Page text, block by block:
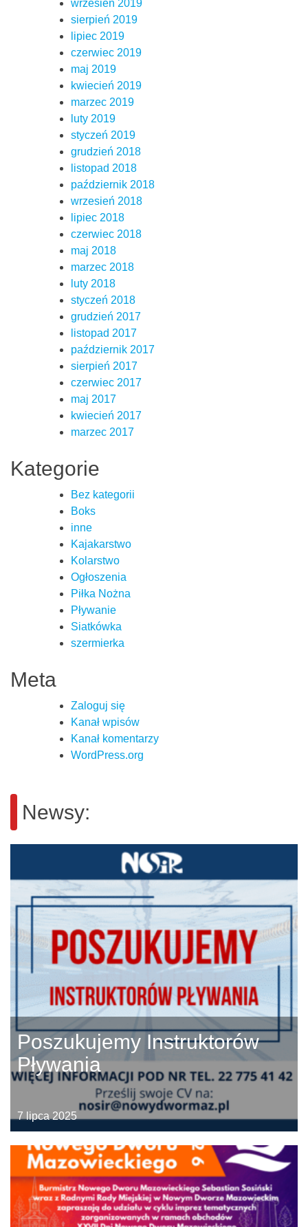
wrzesień 2019
sierpień 2019
lipiec 2019
czerwiec 2019
maj 2019
kwiecień 2019
marzec 2019
luty 2019
styczeń 2019
grudzień 2018
listopad 2018
październik 2018
wrzesień 2018
lipiec 2018
czerwiec 2018
maj 2018
marzec 2018
luty 2018
styczeń 2018
grudzień 2017
listopad 2017
październik 2017
sierpień 2017
czerwiec 2017
maj 2017
kwiecień 2017
marzec 2017
Kategorie
Bez kategorii
Boks
inne
Kajakarstwo
Kolarstwo
Ogłoszenia
Piłka Nożna
Pływanie
Siatkówka
szermierka
Meta
Zaloguj się
Kanał wpisów
Kanał komentarzy
WordPress.org
Newsy:
Poszukujemy Instruktorów
Pływania
7 lipca 2025